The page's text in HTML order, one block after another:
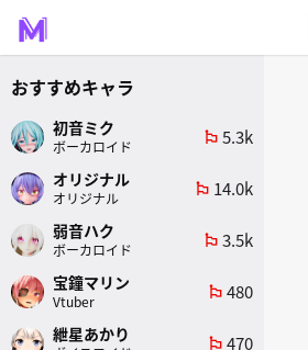
おすすめキャラ
初音ミク
ボーカロイド
emoji_flags 5.3k
オリジナル
オリジナル
emoji_flags 14.0k
弱音ハク
ボーカロイド
emoji_flags 3.5k
宝鐘マリン
Vtuber
emoji_flags 480
紲星あかり emoji_flags 470